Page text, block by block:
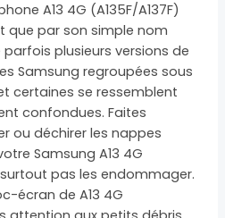
A13 4G (A135F/A137F)
que par son simple nom
plusieurs versions de
Samsung regroupées sous
certaines se ressemblent
confondues. Faites
ou déchirer les nappes
Samsung A13 4G
surtout pas les endommager.
écran de A13 4G